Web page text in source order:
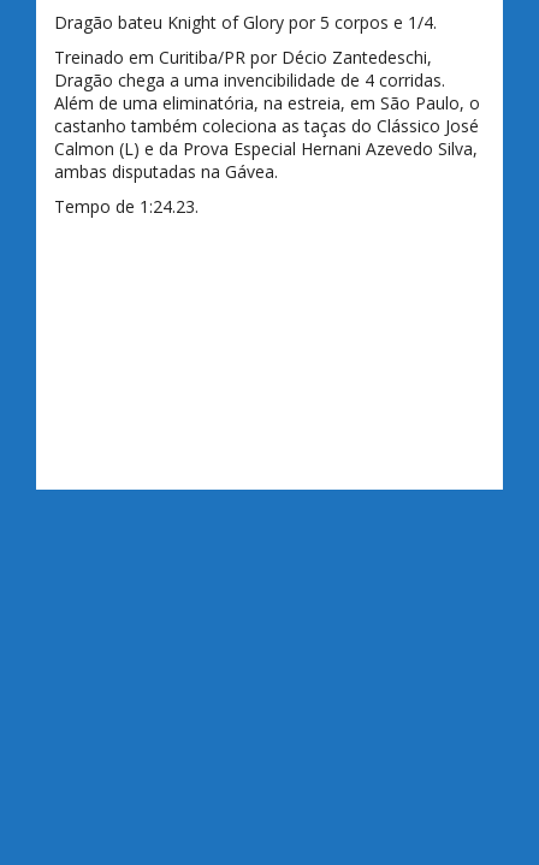
Dragão bateu Knight of Glory por 5 corpos e 1/4.
Treinado em Curitiba/PR por Décio Zantedeschi,
Dragão chega a uma invencibilidade de 4 corridas.
Além de uma eliminatória, na estreia, em São Paulo, o
castanho também coleciona as taças do Clássico José
Calmon (L) e da Prova Especial Hernani Azevedo Silva,
ambas disputadas na Gávea.
Tempo de 1:24.23.